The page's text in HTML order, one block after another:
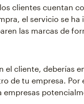
clientes cuentan
el servicio se ha
las marcas de
el cliente, deberías
de tu empresa. Por